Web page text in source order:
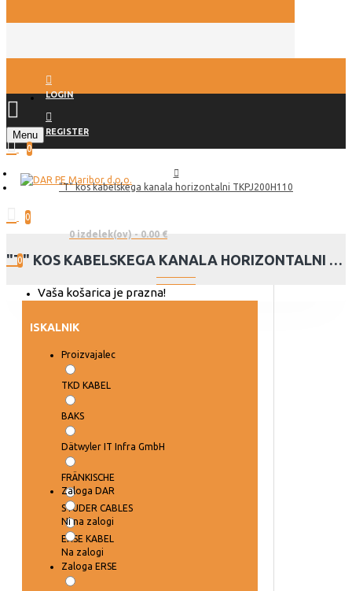
LOGIN
REGISTER
Menu
0
0
0 izdelek(ov) - 0.00 €
0
Vaša košarica je prazna!
"T" kos kabelskega kanala horizontalni TKPJ200H110
"T" KOS KABELSKEGA KANALA HORIZONTALNI TKPJ200H110
ISKALNIK
Proizvajalec
TKD KABEL
BAKS
Dätwyler IT Infra GmbH
FRÄNKISCHE
STUDER CABLES
ERSE KABEL
Zaloga DAR
Ni na zalogi
Na zalogi
Zaloga ERSE